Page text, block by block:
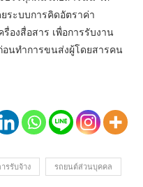
ระบบการคิดอัตราค่า
องสื่อสาร เพื่อการรับงาน
อนทําการขนส่งผู้โดยสารคน
รรับจ้าง รถยนต์ส่วนบุคคล